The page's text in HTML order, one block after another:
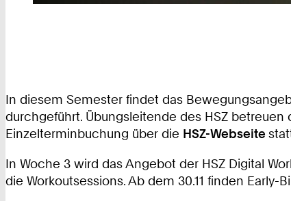
In diesem Semester findet das
durchgeführt. Übungsleitende des HSZ
Einzelterminbuchung über die HSZ-Webseite
In Woche 3 wird das Angebot der HSZ Digital
die Workoutsessions. Ab dem 30.11 finden